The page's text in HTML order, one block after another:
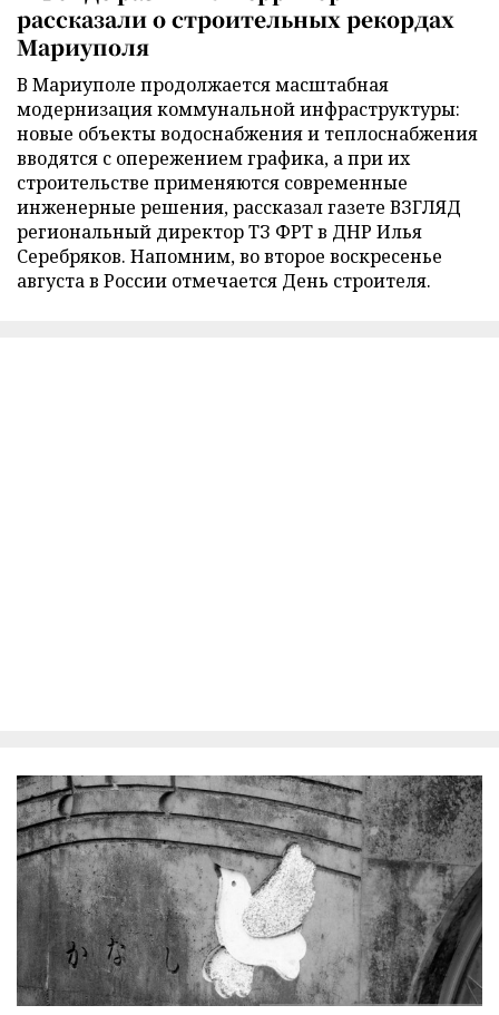
рассказали о строительных рекордах
Мариуполя
В Мариуполе продолжается масштабная
модернизация коммунальной инфраструктуры:
новые объекты водоснабжения и теплоснабжения
вводятся с опережением графика, а при их
строительстве применяются современные
инженерные решения, рассказал газете ВЗГЛЯД
региональный директор ТЗ ФРТ в ДНР Илья
Серебряков. Напомним, во второе воскресенье
августа в России отмечается День строителя.